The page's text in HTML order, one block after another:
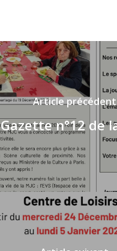
Article précédent
Gazette n°12 de